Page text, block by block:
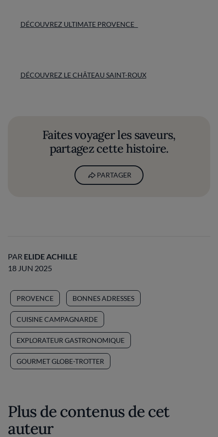
DÉCOUVREZ ULTIMATE PROVENCE
DÉCOUVREZ LE CHÂTEAU SAINT-ROUX
Faites voyager les saveurs,
partagez cette histoire.
PARTAGER
PAR ELIDE ACHILLE
18 JUN 2025
PROVENCE BONNES ADRESSES
CUISINE CAMPAGNARDE
EXPLORATEUR GASTRONOMIQUE
GOURMET GLOBE-TROTTER
Plus de contenus de cet
auteur